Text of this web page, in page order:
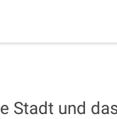
Stadt und